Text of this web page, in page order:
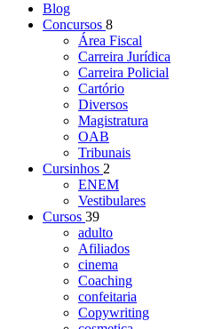
Blog
Concursos 8
Área Fiscal
Carreira Jurídica
Carreira Policial
Cartório
Diversos
Magistratura
OAB
Tribunais
Cursinhos 2
ENEM
Vestibulares
Cursos 39
adulto
Afiliados
cinema
Coaching
confeitaria
Copywriting